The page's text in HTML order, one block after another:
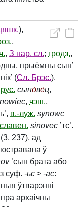
),
,
, З нар. сл.; гродз.,
прыёмны сын’
(Сл. Брэс.).
рус. сыно́ве́ц,
, чэш.,
в.-луж. synowc
славен. sinovec ’тс’.
237), ад
ў
’сын брата або
суф. ‑ьc > ‑ac:
ўтварэнні
архаічны